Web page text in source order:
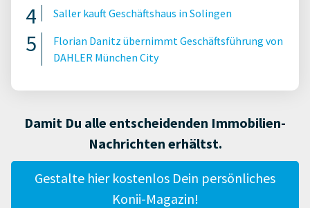
Saller kauft Geschäftshaus in Solingen
Florian Danitz übernimmt Geschäftsführung von
DAHLER München City
Damit Du alle entscheidenden Immobilien-
Nachrichten erhältst.
Gestalte hier kostenlos Dein persönliches
Konii-Magazin!